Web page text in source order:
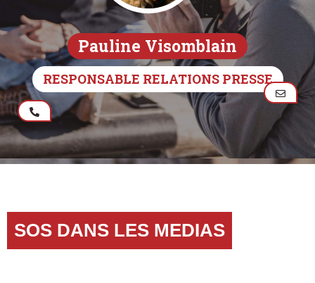
Pauline Visomblain
RESPONSABLE RELATIONS PRESSE
SOS DANS LES MEDIAS